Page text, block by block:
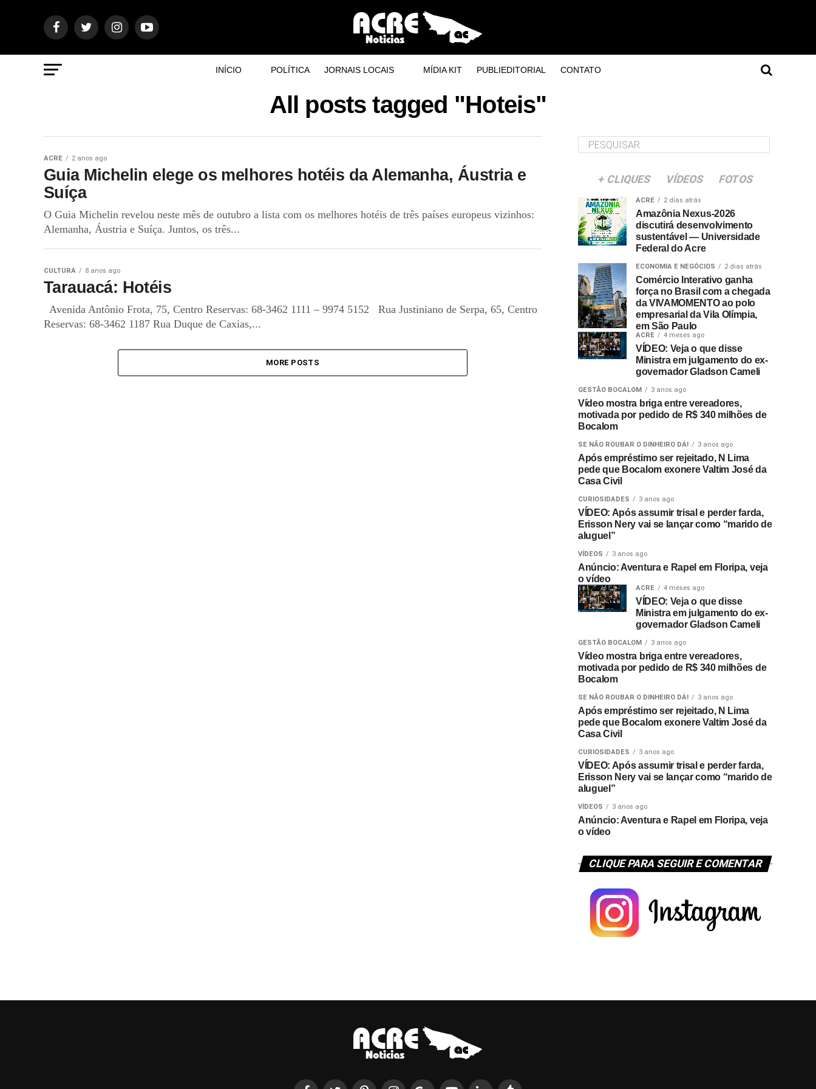
INÍCIO POLÍTICA JORNAIS LOCAIS MÍDIA KIT PUBLIEDITORIAL CONTATO
All posts tagged "Hoteis"
ACRE 2 anos ago
Guia Michelin elege os melhores hotéis da Alemanha, Áustria e
Suíça
O Guia Michelin revelou neste mês de outubro a lista com os melhores hotéis de três países europeus vizinhos:
Alemanha, Áustria e Suíça. Juntos, os três...
CULTURA 8 anos ago
Tarauacá: Hotéis
Avenida Antônio Frota, 75, Centro Reservas: 68-3462 1111 – 9974 5152 Rua Justiniano de Serpa, 65, Centro
Reservas: 68-3462 1187 Rua Duque de Caxias,...
MORE POSTS
+ CLIQUES VÍDEOS FOTOS
ACRE 2 dias atrás
Amazônia Nexus-2026
discutirá desenvolvimento
sustentável — Universidade
Federal do Acre
ECONOMIA E NEGÓCIOS 2 dias atrás
Comércio Interativo ganha
força no Brasil com a chegada
da VIVAMOMENTO ao polo
empresarial da Vila Olímpia,
em São Paulo
ACRE 4 meses ago
VÍDEO: Veja o que disse
Ministra em julgamento do ex-
governador Gladson Cameli
GESTÃO BOCALOM 3 anos ago
Vídeo mostra briga entre vereadores,
motivada por pedido de R$ 340 milhões de
Bocalom
SE NÃO ROUBAR O DINHEIRO DÁ! 3 anos ago
Após empréstimo ser rejeitado, N Lima
pede que Bocalom exonere Valtim José da
Casa Civil
CURIOSIDADES 3 anos ago
VÍDEO: Após assumir trisal e perder farda,
Erisson Nery vai se lançar como “marido de
aluguel”
VÍDEOS 3 anos ago
Anúncio: Aventura e Rapel em Floripa, veja
o vídeo
ACRE 4 meses ago
VÍDEO: Veja o que disse
Ministra em julgamento do ex-
governador Gladson Cameli
GESTÃO BOCALOM 3 anos ago
Vídeo mostra briga entre vereadores,
motivada por pedido de R$ 340 milhões de
Bocalom
SE NÃO ROUBAR O DINHEIRO DÁ! 3 anos ago
Após empréstimo ser rejeitado, N Lima
pede que Bocalom exonere Valtim José da
Casa Civil
CURIOSIDADES 3 anos ago
VÍDEO: Após assumir trisal e perder farda,
Erisson Nery vai se lançar como “marido de
aluguel”
VÍDEOS 3 anos ago
Anúncio: Aventura e Rapel em Floripa, veja
o vídeo
CLIQUE PARA SEGUIR E COMENTAR